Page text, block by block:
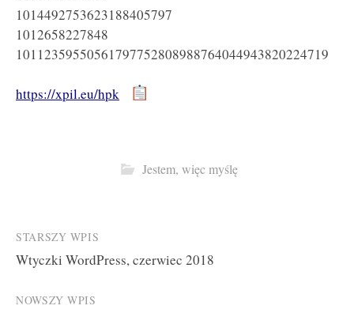
1014492753623188405797
1012658227848
10112359550561797752808988764044943820224719
https://xpil.eu/hpk
Jestem, więc myślę
Post
navigation
STARSZY WPIS
Wtyczki WordPress, czerwiec 2018
NOWSZY WPIS